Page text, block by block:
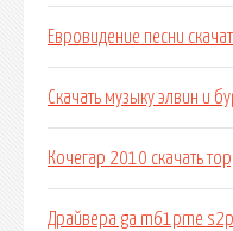
Евровидение песни
Скачать музыку элвин и
Кочегар 2010 скачать
Драйвера ga m61pme s2p